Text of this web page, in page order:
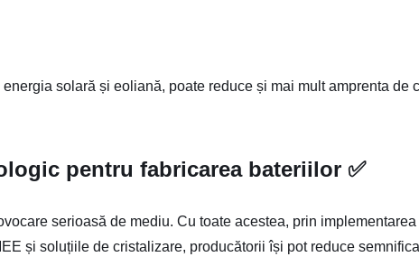
solară și eoliană, poate reduce și mai mult amprenta de
pentru fabricarea bateriilor ✅
serioasă de mediu. Cu toate acestea, prin
și soluțiile de cristalizare, producătorii își pot reduce